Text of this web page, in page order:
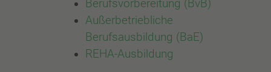
Berufsvorbereitung (BvB)
Außerbetriebliche
Berufsausbildung (BaE)
REHA-Ausbildung